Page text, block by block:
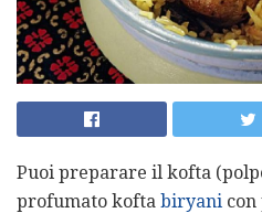
Puoi preparare il kofta
profumato kofta biryani con